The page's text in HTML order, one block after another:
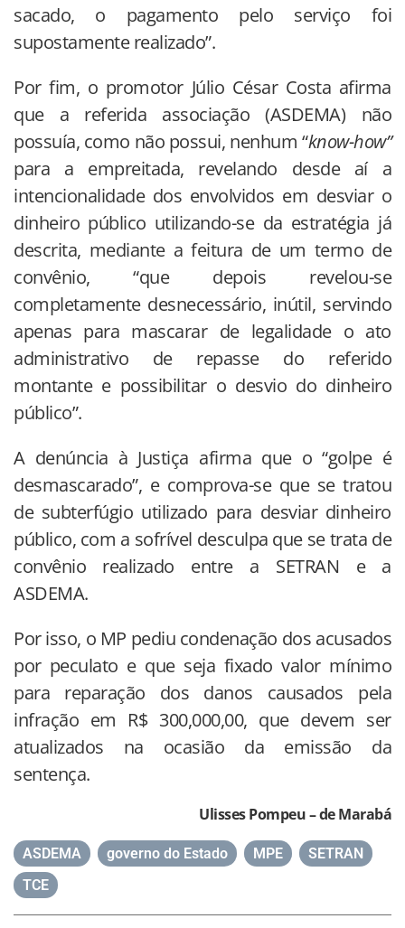
sacado, o pagamento pelo serviço foi
supostamente realizado”.
Por fim, o promotor Júlio César Costa afirma
que a referida associação (ASDEMA) não
possuía, como não possui, nenhum “know-how”
para a empreitada, revelando desde aí a
intencionalidade dos envolvidos em desviar o
dinheiro público utilizando-se da estratégia já
descrita, mediante a feitura de um termo de
convênio, “que depois revelou-se
completamente desnecessário, inútil, servindo
apenas para mascarar de legalidade o ato
administrativo de repasse do referido
montante e possibilitar o desvio do dinheiro
público”.
A denúncia à Justiça afirma que o “golpe é
desmascarado”, e comprova-se que se tratou
de subterfúgio utilizado para desviar dinheiro
público, com a sofrível desculpa que se trata de
convênio realizado entre a SETRAN e a
ASDEMA.
Por isso, o MP pediu condenação dos acusados
por peculato e que seja fixado valor mínimo
para reparação dos danos causados pela
infração em R$ 300,000,00, que devem ser
atualizados na ocasião da emissão da
sentença.
Ulisses Pompeu – de Marabá
ASDEMA governo do Estado MPE SETRAN
TCE